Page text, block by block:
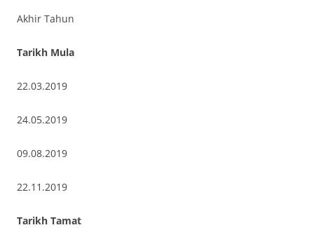
Akhir Tahun
Tarikh Mula
22.03.2019
24.05.2019
09.08.2019
22.11.2019
Tarikh Tamat